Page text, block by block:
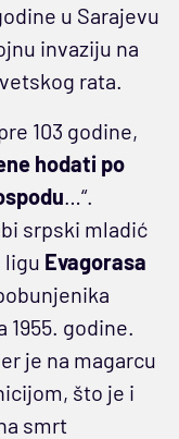
u Sarajevu
invaziju na
rata.
103 godine,
hodati po
…“.
srpski mladić
ligu Evagorasa
godine.
je na magarcu
što je i
smrt